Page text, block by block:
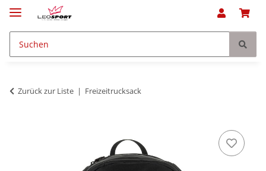
Zurück zur Liste Freizeitrucksack